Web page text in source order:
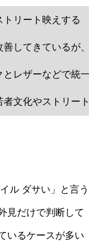
トリート映えする
善してきているが、
とレザーなどで統一
者文化やストリート
ル ダサい」と言う
見だけで判断して
いるケースが多い